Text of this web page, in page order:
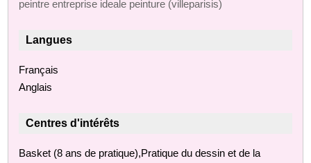
peintre entreprise ideale peinture (villeparisis)
Langues
Français
Anglais
Centres d'intérêts
Basket (8 ans de pratique),Pratique du dessin et de la